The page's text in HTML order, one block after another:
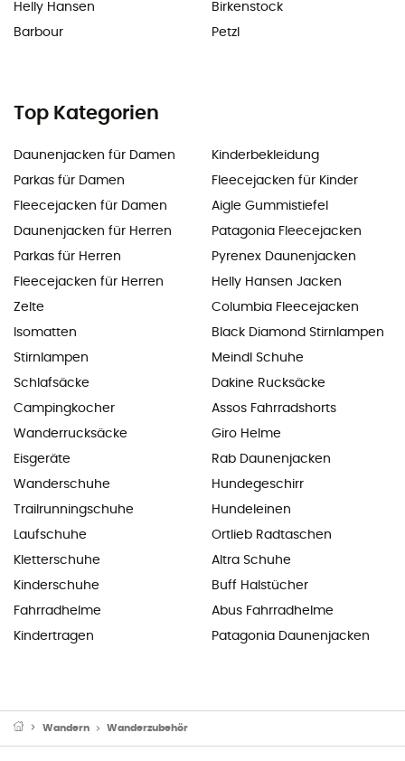
Helly Hansen
Barbour
Birkenstock
Petzl
Top Kategorien
Daunenjacken für Damen
Parkas für Damen
Fleecejacken für Damen
Daunenjacken für Herren
Parkas für Herren
Fleecejacken für Herren
Zelte
Isomatten
Stirnlampen
Schlafsäcke
Campingkocher
Wanderrucksäcke
Eisgeräte
Wanderschuhe
Trailrunningschuhe
Laufschuhe
Kletterschuhe
Kinderschuhe
Fahrradhelme
Kindertragen
Kinderbekleidung
Fleecejacken für Kinder
Aigle Gummistiefel
Patagonia Fleecejacken
Pyrenex Daunenjacken
Helly Hansen Jacken
Columbia Fleecejacken
Black Diamond Stirnlampen
Meindl Schuhe
Dakine Rucksäcke
Assos Fahrradshorts
Giro Helme
Rab Daunenjacken
Hundegeschirr
Hundeleinen
Ortlieb Radtaschen
Altra Schuhe
Buff Halstücher
Abus Fahrradhelme
Patagonia Daunenjacken
Wandern Wanderzubehör